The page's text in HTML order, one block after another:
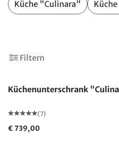
Küche "Culinara"
Filtern
Küchenunterschrank
(7)
€ 739,00
2